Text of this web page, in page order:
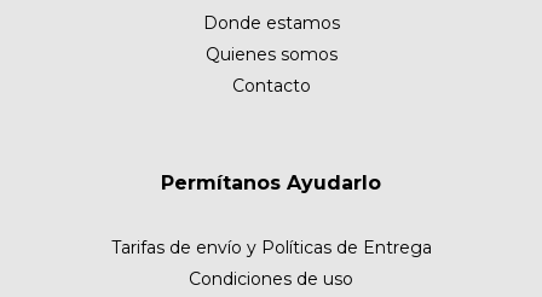
Donde estamos
Quienes somos
Contacto
Permítanos Ayudarlo
Tarifas de envío y Políticas de Entrega
Condiciones de uso